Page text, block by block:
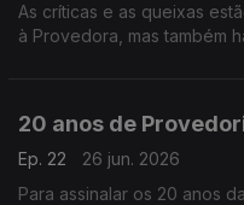
As críticas e as queixas
à Provedora, mas também
20 anos de
Ep. 22
26 jun. 2026
Para assinalar os 20 anos